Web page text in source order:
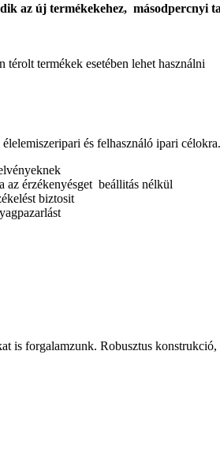
az új termékekehez, másodpercnyi
termékek esetében lehet használni
és felhasználó ipari célokra.
az érzékenyésget beállitás nélkül
biztosit
is forgalamzunk. Robusztus